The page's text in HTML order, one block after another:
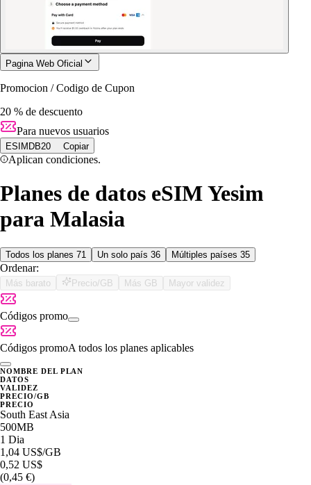
Pagina Web Oficial
Promocion / Codigo de Cupon
20 % de descuento
Para nuevos usuarios
ESIMDB20 Copiar
Aplican condiciones.
Planes de datos eSIM Yesim
para Malasia
Todos los planes 71 Un solo país 36 Múltiples países 35
Ordenar:
Más barato Precio/GB Más GB Mayor validez
Códigos promo
Códigos promoA todos los planes aplicables
NOMBRE DEL PLAN
DATOS
VALIDEZ
PRECIO/GB
PRECIO
South East Asia
500MB
1 Dia
1,04 US$/GB
0,52 US$
(0,45 €)